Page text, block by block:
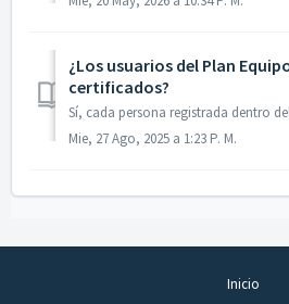
¿Los usuarios del Plan
certificados?
Mie, 27 Ago, 2025 a 1:23 P. M.
Inicio